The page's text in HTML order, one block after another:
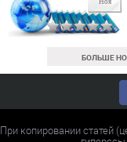
Ноя
БОЛЬШЕ
При копировании статей